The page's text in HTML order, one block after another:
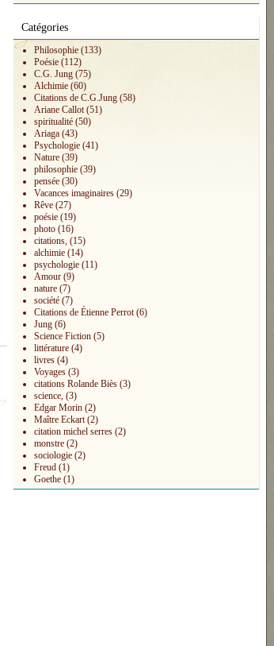
Catégories
Philosophie (133)
Poésie (112)
C.G. Jung (75)
Alchimie (60)
Citations de C.G.Jung (58)
Ariane Callot(51)
spiritualité (50)
Ariaga (43)
Psychologie (41)
Nature (39)
philosophie (39)
pensée (30)
Vacances imaginaires (29)
Rêve (27)
poésie (19)
photo (16)
citations, (15)
alchimie (14)
psychologie (11)
Amour (9)
nature (7)
société (7)
Citations de Étienne Perrot(6)
Jung (6)
Science Fiction (5)
littérature (4)
livres (4)
Voyages (3)
citations Rolande Biès (3)
science, (3)
Edgar Morin (2)
Maître Eckart(2)
citation michel serres (2)
monstre (2)
sociologie (2)
Freud (1)
Goethe (1)